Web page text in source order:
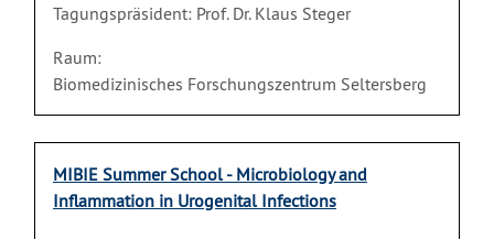
Tagungspräsident: Prof. Dr. Klaus Steger
Raum:
Biomedizinisches Forschungszentrum Seltersberg
MIBIE Summer School - Microbiology and
Inflammation in Urogenital Infections